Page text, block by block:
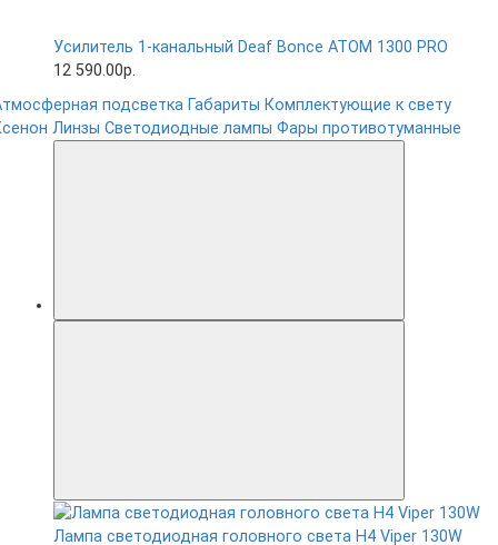
Усилитель 1-канальный Deaf Bonce ATOM 1300 PRO
12 590.00р.
подсветка Габариты Комплектующие к свету
Линзы Светодиодные лампы Фары противотуманные
Лампа светодиодная головного света H4 Viper 130W